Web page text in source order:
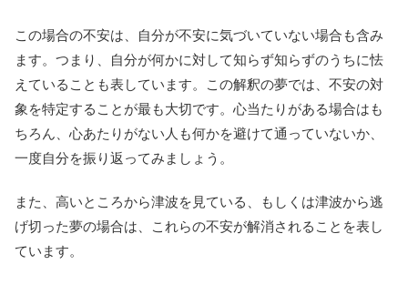
この場合の不安は、自分が不安に気づいていない場合も含み
ます。つまり、自分が何かに対して知らず知らずのうちに怯
えていることも表しています。この解釈の夢では、不安の対
象を特定することが最も大切です。心当たりがある場合はも
ちろん、心あたりがない人も何かを避けて通っていないか、
一度自分を振り返ってみましょう。
また、高いところから津波を見ている、もしくは津波から逃
げ切った夢の場合は、これらの不安が解消されることを表し
ています。